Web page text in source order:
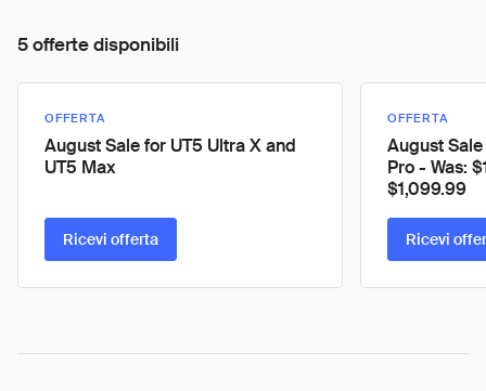
5 offerte disponibili
OFFERTA
August Sale for UT5 Ultra X and
UT5 Max
Ricevi offerta
OFFERTA
August
Pro - Was:
$1,099.99
Ricevi